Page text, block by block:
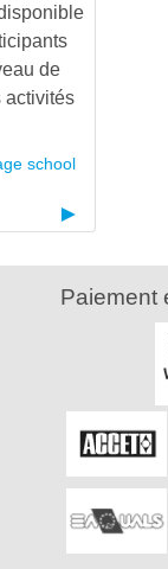
de
activités
school
Paiement